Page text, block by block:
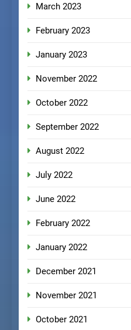
March 2023
February 2023
January 2023
November 2022
October 2022
September 2022
August 2022
July 2022
June 2022
February 2022
January 2022
December 2021
November 2021
October 2021